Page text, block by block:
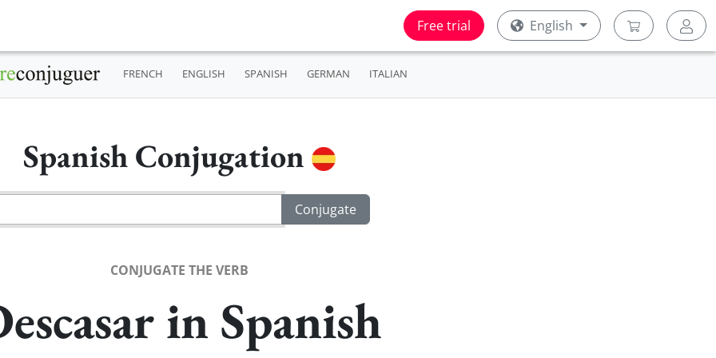
Free trial English
FRENCH ENGLISH SPANISH GERMAN ITALIAN
Spanish Conjugation
CONJUGATE THE VERB
in Spanish